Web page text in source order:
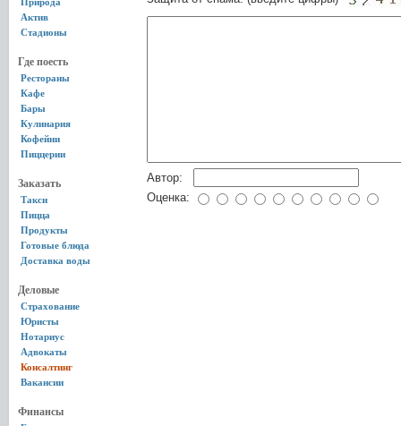
Актив
Стадионы
Где поесть
Рестораны
Кафе
Бары
Кулинария
Кофейни
Пиццерии
Заказать
Такси
Пицца
Продукты
Готовые блюда
Доставка воды
Деловые
Страхование
Юристы
Нотариус
Адвокаты
Консалтинг
Вакансии
Финансы
Автор:
Оценка: